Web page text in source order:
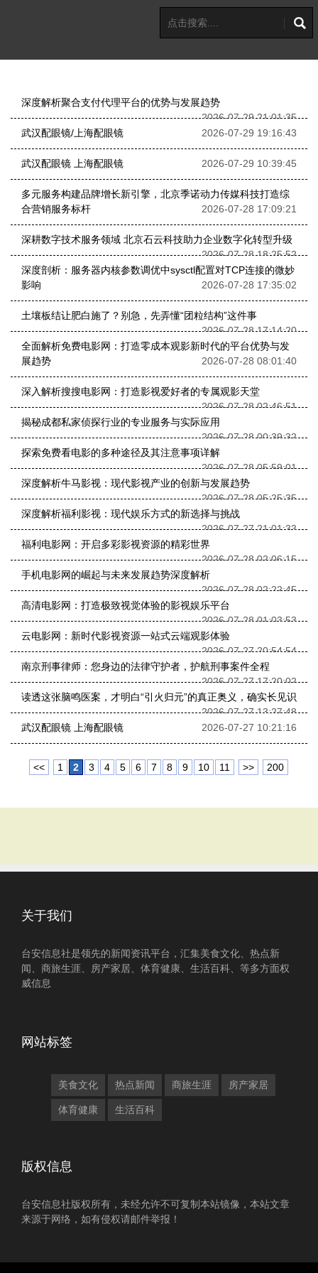
深度解析聚合支付代理平台的优势与发展趋势
2026-07-29 21:01:35
武汉配眼镜/上海配眼镜
2026-07-29 19:16:43
武汉配眼镜 上海配眼镜 2026-07-29 10:39:45
多元服务构建品牌增长新引擎，北京季诺动力传媒科技打造综
合营销服务标杆
2026-07-28 17:09:21
深耕数字技术服务领域 北京石云科技助力企业数字化转型升级
2026-07-28 18:25:52
深度剖析：服务器内核参数调优中sysctl配置对TCP连接的微妙
影响
2026-07-28 17:35:02
土壤板结让肥白施了？别急，先弄懂“团粒结构”这件事
2026-07-28 17:14:20
全面解析免费电影网：打造零成本观影新时代的平台优势与发
展趋势
2026-07-28 08:01:40
深入解析搜搜电影网：打造影视爱好者的专属观影天堂
2026-07-28 02:46:51
揭秘成都私家侦探行业的专业服务与实际应用
2026-07-28 00:39:32
探索免费看电影的多种途径及其注意事项详解
2026-07-28 05:59:01
深度解析牛马影视：现代影视产业的创新与发展趋势
2026-07-28 05:25:35
深度解析福利影视：现代娱乐方式的新选择与挑战
2026-07-27 21:01:33
福利电影网：开启多彩影视资源的精彩世界
2026-07-28 02:06:15
手机电影网的崛起与未来发展趋势深度解析
2026-07-28 02:22:45
高清电影网：打造极致视觉体验的影视娱乐平台
2026-07-28 01:03:53
云电影网：新时代影视资源一站式云端观影体验
2026-07-27 20:54:54
南京刑事律师：您身边的法律守护者，护航刑事案件全程
2026-07-27 17:20:02
读透这张脑鸣医案，才明白“引火归元”的真正奥义，确实长见识
2026-07-27 13:27:48
武汉配眼镜 上海配眼镜
2026-07-27 10:21:16
<< 1 2 3 4 5 6 7 8 9 10 11 >> 200
关于我们
台安信息社是领先的新闻资讯平台，汇集美食文化、热点新
闻、商旅生涯、房产家居、体育健康、生活百科、等多方面权
威信息
网站标签
美食文化 热点新闻 商旅生涯 房产家居
体育健康 生活百科
版权信息
台安信息社版权所有，未经允许不可复制本站镜像，本站文章
来源于网络，如有侵权请邮件举报！